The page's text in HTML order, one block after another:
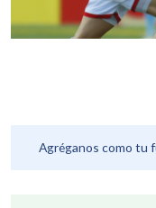
Agréganos como tu